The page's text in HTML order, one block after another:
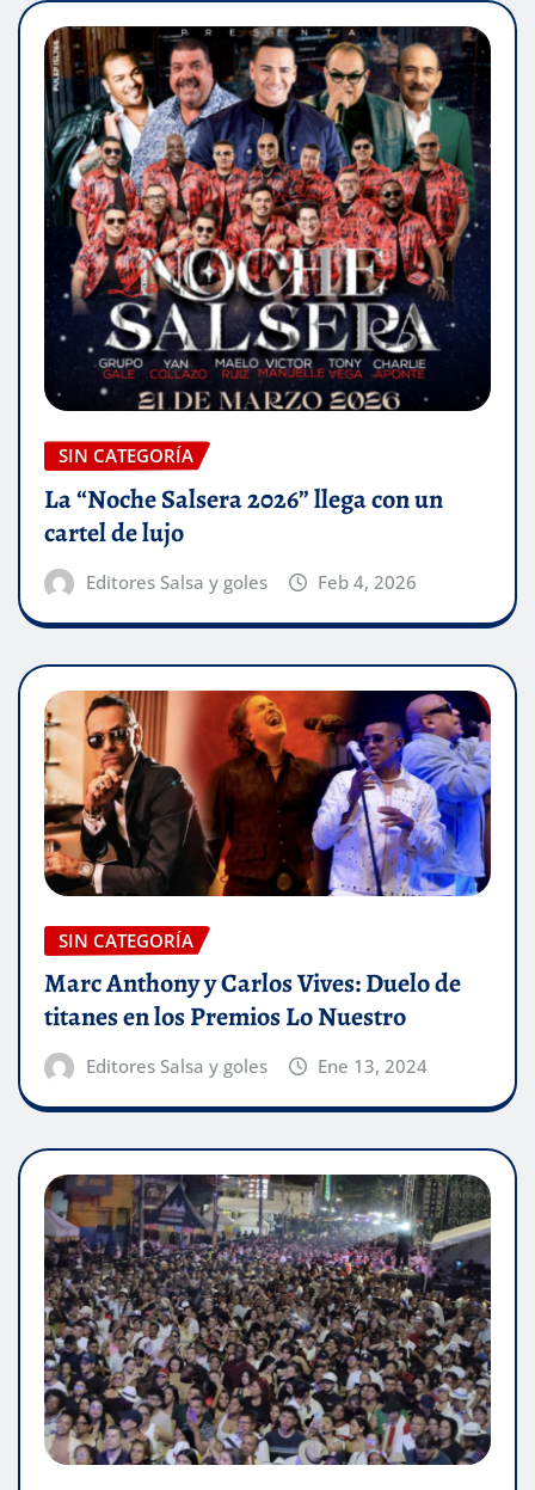
SIN CATEGORÍA
La “Noche Salsera 2026” llega con un
cartel de lujo
Editores Salsa y goles Feb 4, 2026
SIN CATEGORÍA
Marc Anthony y Carlos Vives: Duelo de
titanes en los Premios Lo Nuestro
Editores Salsa y goles Ene 13, 2024